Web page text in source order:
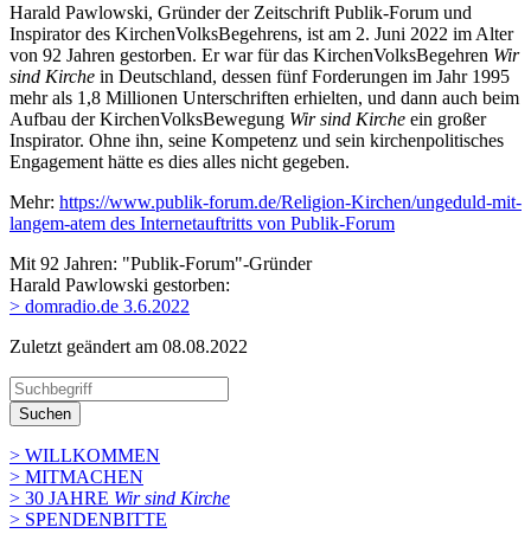
Harald Pawlowski, Gründer der Zeitschrift Publik-Forum und
Inspirator des KirchenVolksBegehrens, ist am 2. Juni 2022 im Alter
von 92 Jahren gestorben. Er war für das KirchenVolksBegehren Wir
sind Kirche in Deutschland, dessen fünf Forderungen im Jahr 1995
mehr als 1,8 Millionen Unterschriften erhielten, und dann auch beim
Aufbau der KirchenVolksBewegung Wir sind Kirche ein großer
Inspirator. Ohne ihn, seine Kompetenz und sein kirchenpolitisches
Engagement hätte es dies alles nicht gegeben.
Mehr: https://www.publik-forum.de/Religion-Kirchen/ungeduld-mit-
langem-atem des Internetauftritts von Publik-Forum
Mit 92 Jahren: "Publik-Forum"-Gründer
Harald Pawlowski gestorben:
> domradio.de 3.6.2022
Zuletzt geändert am 08­.08.2022
Suchen
> WILLKOMMEN
> MITMACHEN
> 30 JAHRE Wir sind Kirche
> SPENDENBITTE